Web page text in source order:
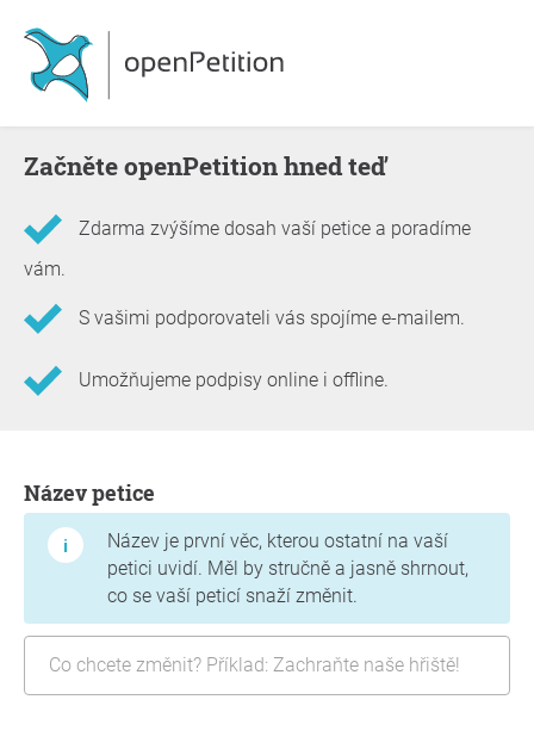
Začněte openPetition hned teď
Zdarma zvýšíme dosah vaší petice a poradíme
vám.
S vašimi podporovateli vás spojíme e-mailem.
Umožňujeme podpisy online i offline.
Název petice
Název je první věc, kterou ostatní na vaší
petici uvidí. Měl by stručně a jasně shrnout,
co se vaší peticí snaží změnit.